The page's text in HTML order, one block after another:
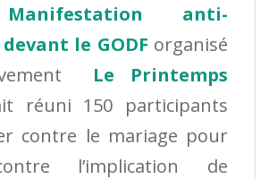
Manifestation anti-
le GODF organisé
Le Printemps
réuni 150 participants
contre le mariage pour
l’implication de